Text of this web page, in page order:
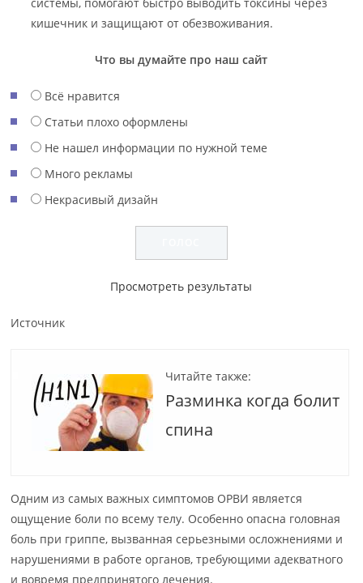
кишечник и защищают от обезвоживания.
Что вы думайте про наш сайт
Всё нравится
Статьи плохо оформлены
Не нашел информации по нужной теме
Много рекламы
Некрасивый дизайн
Просмотреть результаты
Источник
Читайте также:
Разминка когда болит
спина
Одним из самых важных симптомов ОРВИ является
ощущение боли по всему телу. Особенно опасна головная
боль при гриппе, вызванная серьезными осложнениями и
нарушениями в работе органов, требующими адекватного
и вовремя предпринятого лечения.